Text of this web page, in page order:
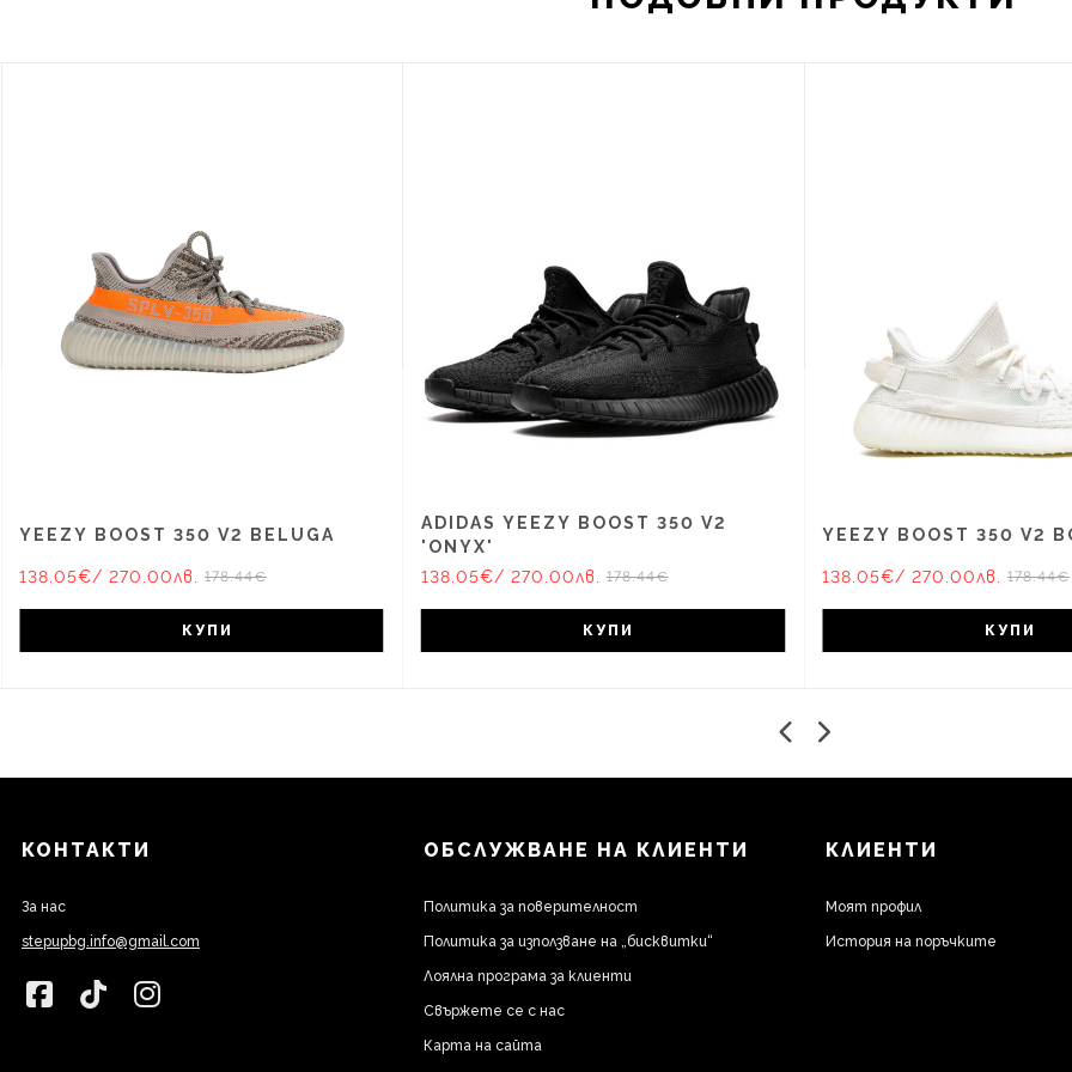
YEEZY BOOST 350 V2 BELUGA
138.05€/ 270.00лв. 178.44€
КУПИ
ADIDAS YEEZY BOOST 350 V2
'ONYX'
138.05€/ 270.00лв. 178.44€
КУПИ
YEEZY BOOST 350 V2
138.05€/ 270.00лв. 178.44€
КУПИ
КОНТАКТИ
За нас
stepupbg.info@gmail.com
ОБСЛУЖВАНЕ НА КЛИЕНТИ
Политика за поверителност
Политика за използване на „бисквитки“
Лоялна програма за клиенти
Свържете се с нас
Карта на сайта
КЛИЕНТИ
Моят профил
История на поръчките